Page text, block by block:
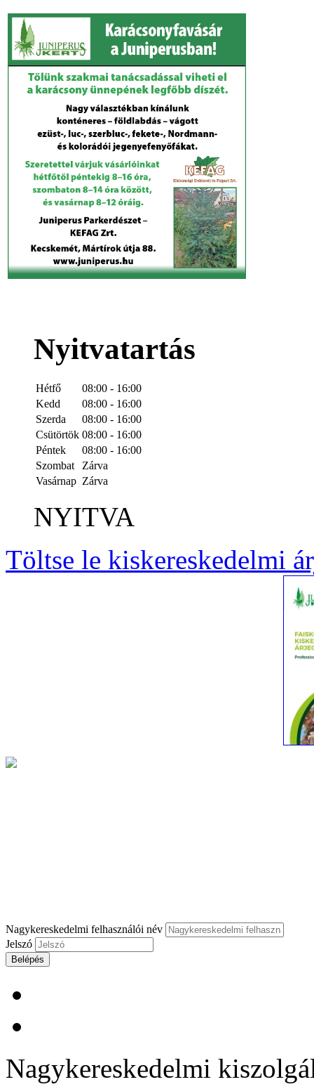
Nyitvatartás
Hétfő
08:00 - 16:00
Kedd
08:00 - 16:00
Szerda
08:00 - 16:00
Csütörtök 08:00 - 16:00
Péntek
08:00 - 16:00
Szombat
Zárva
Vasárnap Zárva
NYITVA
Töltse le kiskereskedelmi
Nagykereskedelmi felhasználói név
Jelszó
Belépés
Nagykereskedelmi